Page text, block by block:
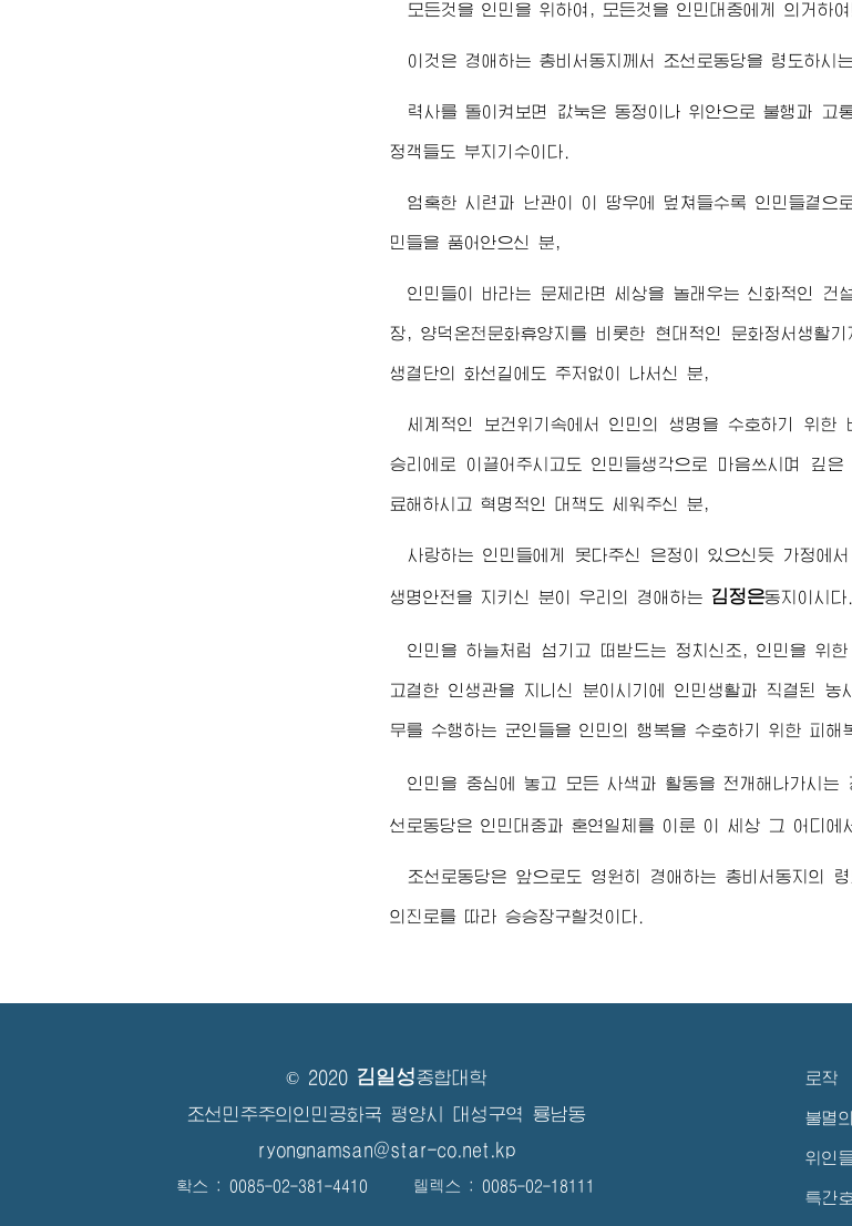
모든것을 인민을 위하여, 모든것을 인민대중에게 의거하여
이것은 경애하는 총비서동지께서 조선로동당을 령도하시
력사를 돌이켜보면 값눅은 동정이나 위안으로 불행과
정객들도 부지기수이다.
엄혹한 시련과 난관이 이 땅우에 덮쳐들수록 인민들곁
민들을 품어안으신 분,
인민들이 바라는 문제라면 세상을 놀래우는 신화적인 건
장, 양덕온천문화휴양지를 비롯한 현대적인 문화정서생활
생결단의 화선길에도 주저없이 나서신 분,
세계적인 보건위기속에서 인민의 생명을 수호하기 위한
승리에로 이끌어주시고도 인민들생각으로 마음쓰시며 깊
료해하시고 혁명적인 대책도 세워주신 분,
사랑하는 인민들에게 못다주신 은정이 있으신듯 가정에
생명안전을 지키신 분이 우리의 경애하는 김정은동지 이시다.
인민을 하늘처럼 섬기고 떠받드는 정치신조, 인민을 위
고결한 인생관을 지니신 분이시기에 인민생활과 직결된 농
무를 수행하는 군인들을 인민의 행복을 수호하기 위한 피해
인민을 중심에 놓고 모든 사색과 활동을 전개해나가시는
선로동당은 인민대중과 혼연일체를 이룬 이 세상 그 어디에
조선로동당은 앞으로도 영원히 경애하는 총비서동지 의 령
의진로를 따라 승승장구할것이다.
© 2020 김일성종합대학
조선민주주의인민공화국 평양시 대성구역 룡남동
ryongnamsan@star-co.net.kp
확스 : 0085-02-381-4410 텔렉스 : 0085-02-18111
로작
불멸
위인
특간호